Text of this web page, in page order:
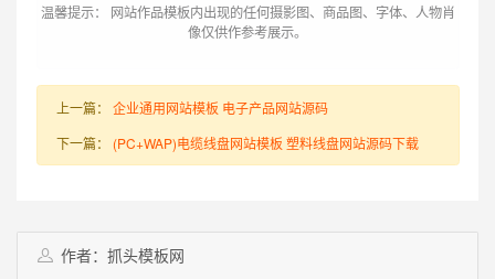
温馨提示： 网站作品模板内出现的任何摄影图、商品图、字体、人物肖
像仅供作参考展示。
上一篇： 企业通用网站模板 电子产品网站源码
下一篇： (PC+WAP)电缆线盘网站模板 塑料线盘网站源码下载
作者：抓头模板网